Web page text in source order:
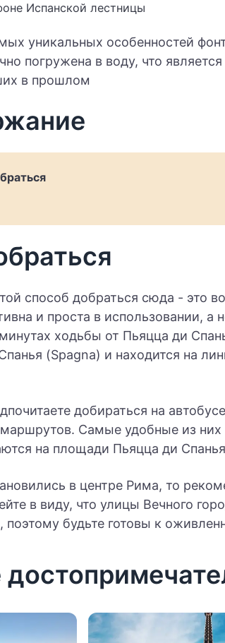
Испанской лестницы
уникальных особенностей
погружена в воду, что
в прошлом
способ добраться сюда - это
и проста в использовании, а
ходьбы от Пьяцца ди
(Spagna) и находится на
добираться на
Самые удобные из них -
на площади Пьяцца ди
в центре Рима, то
в виду, что улицы Вечного
будьте готовы к